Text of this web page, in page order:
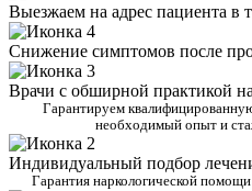
Выезжаем на адрес пациента в
Снижение симптомов после
Врачи с обширной практикой
Гарантируем
необходимый опыт и
Индивидуальный подбор
Гарантия наркологической